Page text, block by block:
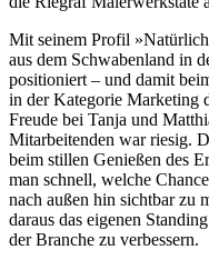
Mit seinem Profil
aus dem Schwabenland in
positioniert – und damit
in der Kategorie Marketing
Freude bei Tanja und
Mitarbeitenden war riesig.
beim stillen Genießen des
man schnell, welche
nach außen hin sichtbar zu
daraus das eigenen
der Branche zu verbessern.